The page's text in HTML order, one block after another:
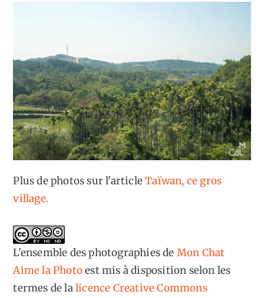
Plus de photos sur l'articleTaïwan, ce gros
village.
L'ensemble des photographiesde Mon Chat
Aime la Photoest mis à disposition selon les
termes de lalicence Creative Commons